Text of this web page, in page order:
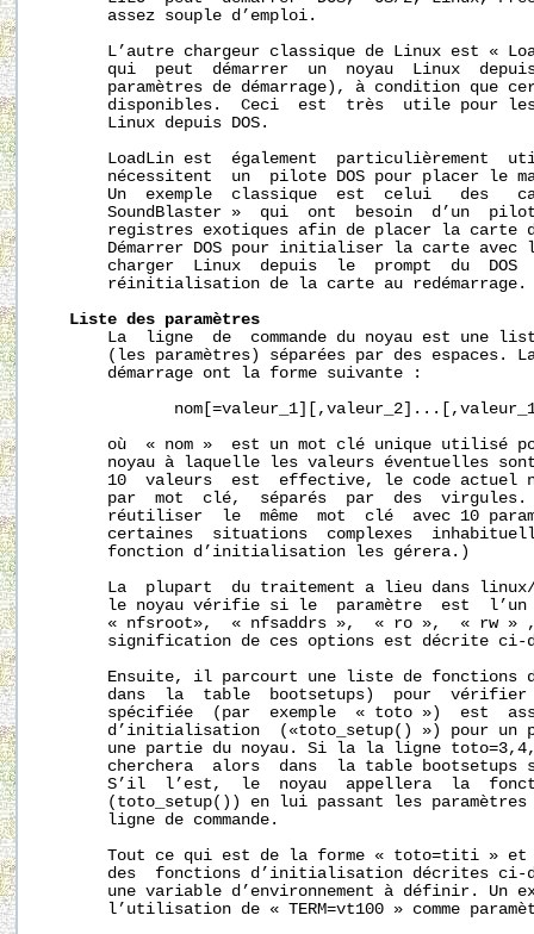
       assez souple d’emploi.
L’autre chargeur classique de Linux est «
qui  peut  démarrer  un  noyau  Linux
paramètres de démarrage), à condition que
disponibles.  Ceci  est  très  utile pour
       Linux depuis DOS.
LoadLin est  également  particulièrement
nécessitent  un  pilote DOS pour placer le
Un  exemple  classique  est  celui   des
SoundBlaster »  qui  ont  besoin  d’un
registres exotiques afin de placer la carte
Démarrer DOS pour initialiser la carte avec
charger  Linux  depuis  le  prompt  du  DOS
       réinitialisation de la carte au redémarrage.
Liste des paramètres
La  ligne  de  commande du noyau est une
(les paramètres) séparées par des espaces.
       démarrage ont la forme suivante :
où  « nom »  est un mot clé unique utilisé
noyau à laquelle les valeurs éventuelles
10  valeurs  est  effective, le code actuel
par  mot  clé,  séparés  par  des
réutiliser  le  même  mot  clé  avec 10
certaines  situations  complexes
       fonction d’initialisation les gérera.)
La  plupart  du traitement a lieu dans
le noyau vérifie si le  paramètre  est
« nfsroot»,  « nfsaddrs »,  « ro »,  « rw »
signification de ces options est décrite ci-
Ensuite, il parcourt une liste de fonctions
dans  la  table  bootsetups)  pour
spécifiée  (par  exemple  « toto »)  est
d’initialisation  («toto_setup() ») pour un
une partie du noyau. Si la la ligne
cherchera  alors  dans  la table bootsetups
S’il  l’est,  le  noyau  appellera  la
(toto_setup()) en lui passant les
       ligne de commande.
Tout ce qui est de la forme « toto=titi »
des  fonctions d’initialisation décrites
une variable d’environnement à définir. Un
l’utilisation de « TERM=vt100 » comme